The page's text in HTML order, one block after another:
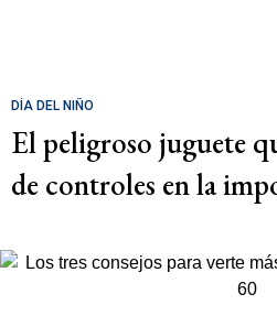
DÍA DEL NIÑO
El peligroso juguete
de controles en la